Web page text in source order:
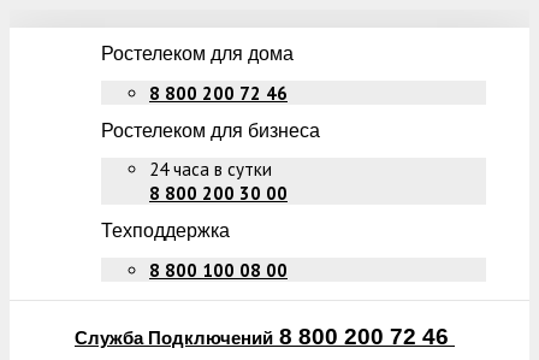
Ростелеком для дома
8 800 200 72 46
Ростелеком для бизнеса
24 часа в сутки
8 800 200 30 00
Техподдержка
8 800 100 08 00
Служба Подключений 8 800 200 72 46